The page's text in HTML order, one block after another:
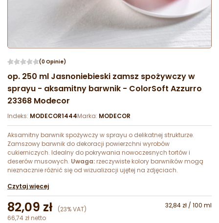
(0 Opinie)
op. 250 ml Jasnoniebieski zamsz spożywczy w
sprayu - aksamitny barwnik - ColorSoft Azzurro
23368 Modecor
Indeks: MODECOR1444Marka: MODECOR
Aksamitny barwnik spożywczy w sprayu o delikatnej strukturze.
Zamszowy barwnik do dekoracji powierzchni wyrobów
cukierniczych. Idealny do pokrywania nowoczesnych tortów i
deserów musowych. Uwaga: rzeczywiste kolory barwników mogą
nieznacznie różnić się od wizualizacji ujętej na zdjęciach.
Czytaj więcej
82,09 zł (23% VAT)
32,84 zł / 100 ml
66,74 zł netto